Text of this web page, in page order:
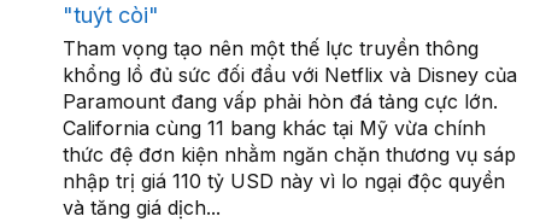
"tuýt còi"
Tham vọng tạo nên một thế lực truyền thông
khổng lồ đủ sức đối đầu với Netflix và Disney của
Paramount đang vấp phải hòn đá tảng cực lớn.
California cùng 11 bang khác tại Mỹ vừa chính
thức đệ đơn kiện nhằm ngăn chặn thương vụ sáp
nhập trị giá 110 tỷ USD này vì lo ngại độc quyền
và tăng giá dịch...